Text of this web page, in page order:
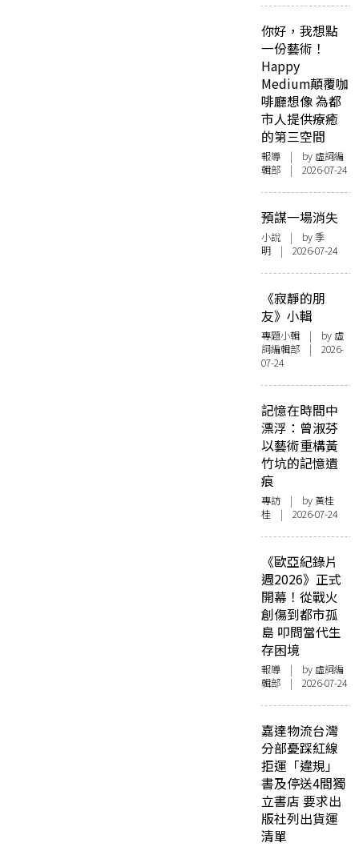
你好，我想點
一份藝術！
Happy
Medium顛覆咖
啡廳想像 為都
市人提供療癒
的第三空間
報導 | by 虛詞編
輯部 | 2026-07-24
預謀一場消失
小說 | by 季
明 | 2026-07-24
《寂靜的朋
友》小輯
專題小輯 | by 虛
詞編輯部 | 2026-
07-24
記憶在時間中
漂浮：曾淑芬
以藝術重構黃
竹坑的記憶遺
痕
專訪 | by 黃桂
桂 | 2026-07-24
《歐亞紀錄片
週2026》正式
開幕！從戰火
創傷到都市孤
島 叩問當代生
存困境
報導 | by 虛詞編
輯部 | 2026-07-24
嘉達物流台灣
分部憂踩紅線
拒運「違規」
書及停送4間獨
立書店 要求出
版社列出貨運
清單